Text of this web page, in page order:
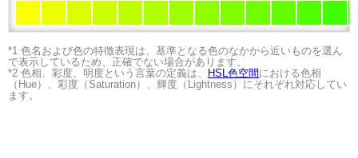
*1 色名および色の特徴表現は、基準となる色のなかから近いものを選ん
で表示しているため、正確でない場合があります。
*2 色相、彩度、明度という言葉の定義は、
HSL色空間 における色相
（Hue）、彩度（Saturation）、輝度（Lightness）にそれぞれ対応してい
ます。